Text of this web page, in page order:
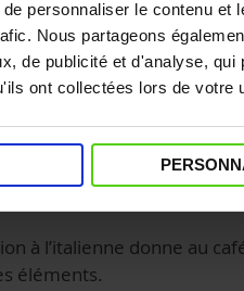
personnaliser le contenu
Nous partageons
de publicité et d'analyse,
ont collectées lors de votre
le goût du café
tels que :
à l’italienne donne au
éléments.